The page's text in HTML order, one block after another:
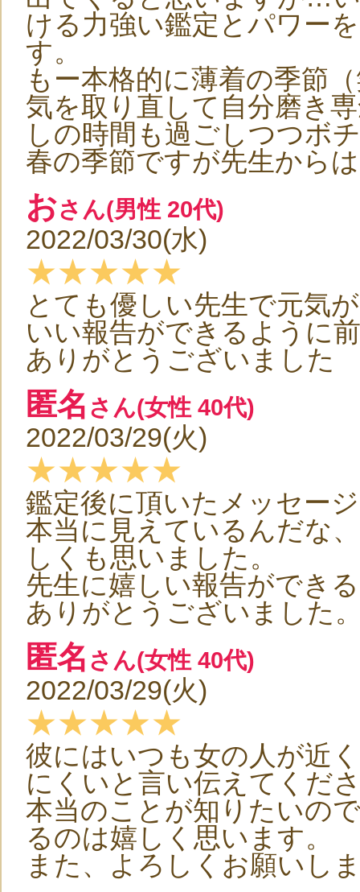
ける力強い鑑定とパワー
す。
もー本格的に薄着の季節
気を取り直して自分磨き
しの時間も過ごしつつボ
春の季節ですが先生から
おさん(男性 20代)
2022/03/30(水)
★★★★★
とても優しい先生で元気
いい報告ができるように
ありがとうございました
匿名 さん(女性 40代)
2022/03/29(火)
★★★★★
鑑定後に頂いたメッセー
本当に見えているんだな
しくも思いました。
先生に嬉しい報告ができ
ありがとうございました
匿名 さん(女性 40代)
2022/03/29(火)
★★★★★
彼にはいつも女の人が近
にくいと言い伝えてくだ
本当のことが知りたいの
るのは嬉しく思います。
また、よろしくお願いし